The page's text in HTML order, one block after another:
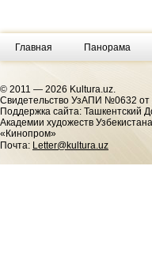
Главная Панорама
© 2011 — 2026 Kultura.uz.
Cвидетельство УзАПИ №0632 от
Поддержка сайта: Ташкентский
Академии художеств
«Кинопром»
Почта: Letter@kultura.uz